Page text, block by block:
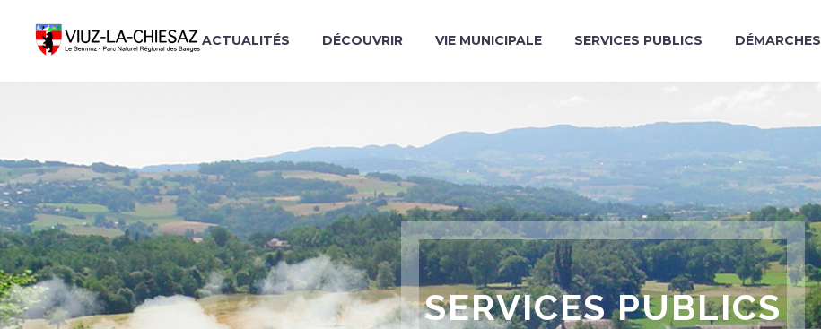
ACTUALITÉS DÉCOUVRIR VIE MUNICIPALE SERVICES PUBLICS DÉMARCHES
SERVICES PUBLICS